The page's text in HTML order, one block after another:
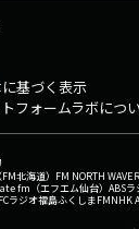
基づく表示
フォームラボにつ
北海道） FM NORTH WAVE
fm（エフエム仙台） ABSラ
ラジオ福島ふくしまFMNHK